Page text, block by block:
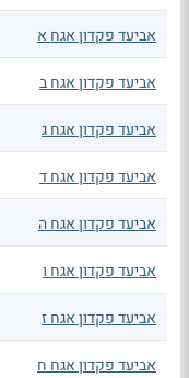
אביעד פקדון אגח א
אביעד פקדון אגח ב
אביעד פקדון אגח ג
אביעד פקדון אגח ד
אביעד פקדון אגח ה
אביעד פקדון אגח ו
אביעד פקדון אגח ז
אביעד פקדון אגח ח